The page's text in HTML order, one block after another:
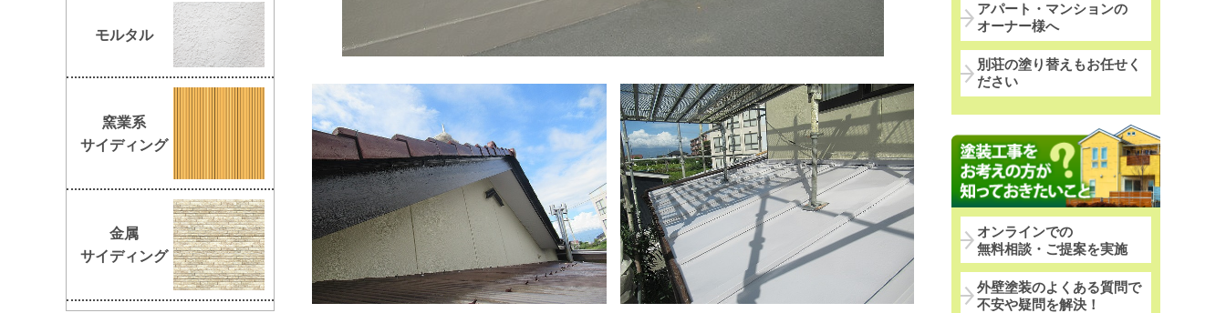
アパート・マンションの
オーナー様へ
別荘の塗り替えもお任せく
ださい
オンラインでの
無料相談・ご提案を実施
外壁塗装のよくある質問で
不安や疑問を解決！
モルタル
窯業系
サイディング
金属
サイディング